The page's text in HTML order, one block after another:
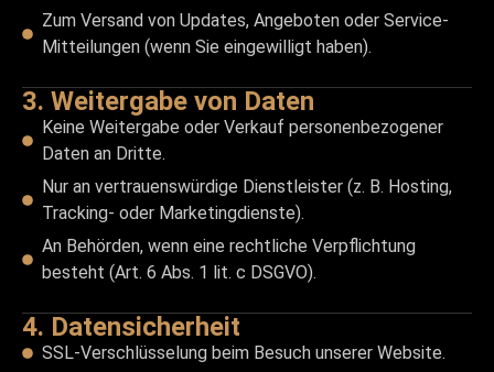
Zum Versand von Updates, Angeboten oder Service-
Mitteilungen (wenn Sie eingewilligt haben).
3. Weitergabe von Daten
Keine Weitergabe oder Verkauf personenbezogener
Daten an Dritte.
Nur an vertrauenswürdige Dienstleister (z. B. Hosting,
Tracking- oder Marketingdienste).
An Behörden, wenn eine rechtliche Verpflichtung
besteht (Art. 6 Abs. 1 lit. c DSGVO).
4. Datensicherheit
SSL-Verschlüsselung beim Besuch unserer Website.